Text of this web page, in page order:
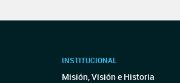
INSTITUCIONAL
Misión, Visión e Historia